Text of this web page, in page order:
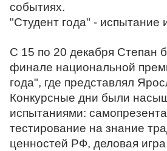
событиях.
"Студент года" - испытание
С 15 по 20 декабря Степан
финале национальной
года", где представлял
Конкурсные дни были
испытаниями:
тестирование на знание
ценностей РФ, деловая игра